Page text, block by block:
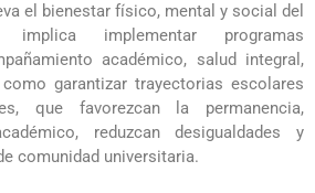
el bienestar físico, mental y social del
implica implementar programas
académico, salud integral,
garantizar trayectorias escolares
que favorezcan la permanencia,
reduzcan desigualdades y
comunidad universitaria.